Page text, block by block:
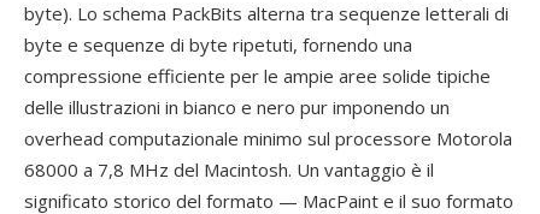
byte). Lo schema PackBits alterna tra sequenze letterali di
byte e sequenze di byte ripetuti, fornendo una
compressione efficiente per le ampie aree solide tipiche
delle illustrazioni in bianco e nero pur imponendo un
overhead computazionale minimo sul processore Motorola
68000 a 7,8 MHz del Macintosh. Un vantaggio è il
significato storico del formato — MacPaint e il suo formato